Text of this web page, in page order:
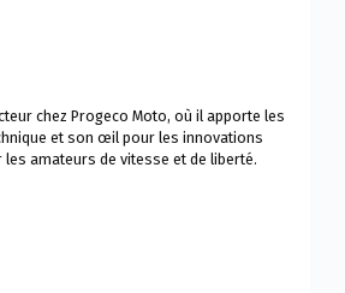
chez Progeco Moto, où il apporte les
et son œil pour les innovations
amateurs de vitesse et de liberté.